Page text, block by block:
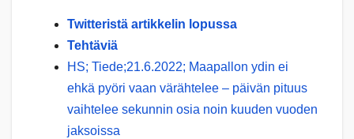
Twitteristä artikkelin lopussa
Tehtäviä
HS; Tiede;21.6.2022; Maapallon ydin ei
ehkä pyöri vaan värähtelee – päivän pituus
vaihtelee sekunnin osia noin kuuden vuoden
jaksoissa